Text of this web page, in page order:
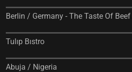
Berlin / Germany - The Taste Of
Tulıp Bıstro
Abuja / Nigeria